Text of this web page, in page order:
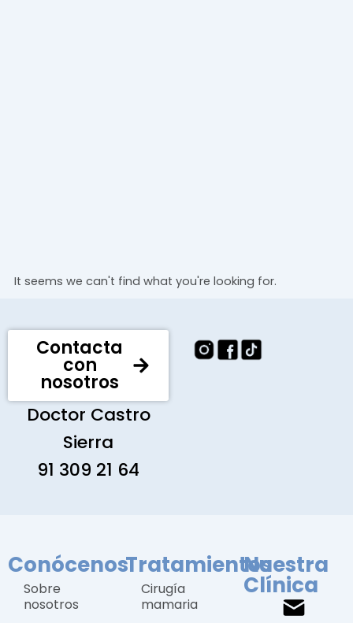
It seems we can't find what you're looking for.
Contacta
con
nosotros
Doctor Castro
Sierra
91 309 21 64
Conócenos
Sobre
nosotros
Tratamientos
Cirugía
mamaria
Nuestra
Clínica